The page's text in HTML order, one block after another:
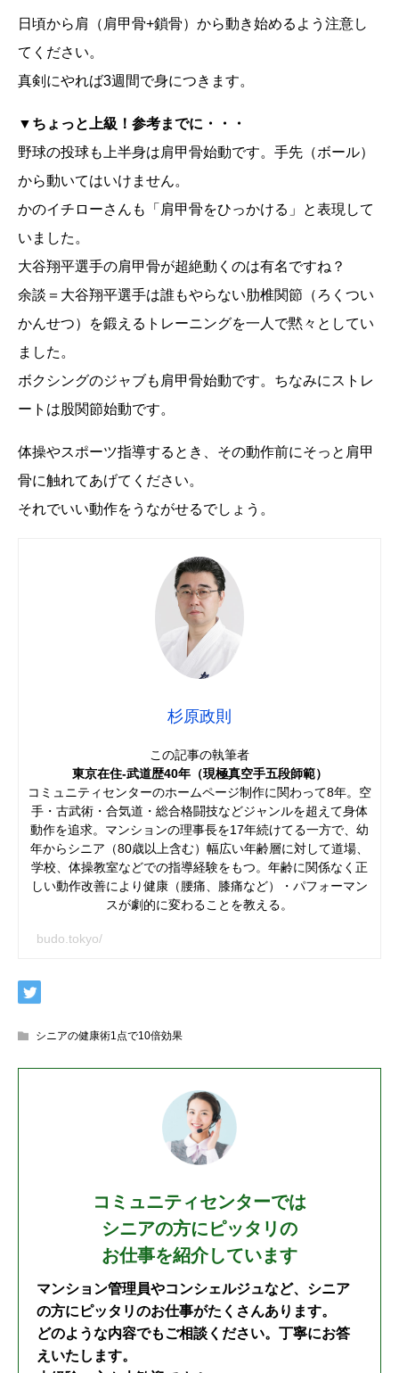
日頃から肩（肩甲骨+鎖骨）から動き始めるよう注意し
てください。
真剣にやれば3週間で身につきます。
▼ちょっと上級！参考までに・・・
野球の投球も上半身は肩甲骨始動です。手先（ボール）
から動いてはいけません。
かのイチローさんも「肩甲骨をひっかける」と表現して
いました。
大谷翔平選手の肩甲骨が超絶動くのは有名ですね？
余談＝大谷翔平選手は誰もやらない肋椎関節（ろくつい
かんせつ）を鍛えるトレーニングを一人で黙々としてい
ました。
ボクシングのジャブも肩甲骨始動です。ちなみにストレ
ートは股関節始動です。
体操やスポーツ指導するとき、その動作前にそっと肩甲
骨に触れてあげてください。
それでいい動作をうながせるでしょう。
杉原政則
この記事の執筆者
東京在住-武道歴40年（現極真空手五段師範）
コミュニティセンターのホームページ制作に関わって8年。空
手・古武術・合気道・総合格闘技などジャンルを超えて身体
動作を追求。マンションの理事長を17年続けてる一方で、幼
年からシニア（80歳以上含む）幅広い年齢層に対して道場、
学校、体操教室などでの指導経験をもつ。年齢に関係なく正
しい動作改善により健康（腰痛、膝痛など）・パフォーマン
スが劇的に変わることを教える。
budo.tokyo/
シニアの健康術1点で10倍効果
コミュニティセンターでは
シニアの方にピッタリの
お仕事を紹介しています
マンション管理員やコンシェルジュなど、シニア
の方にピッタリのお仕事がたくさんあります。
どのような内容でもご相談ください。丁寧にお答
えいたします。